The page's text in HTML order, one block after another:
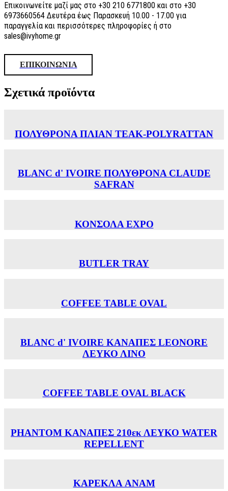
Επικοινωνείτε μαζί μας στο +30 210 6771800 και στο +30
6973660564 Δευτέρα έως Παρασκευή 10.00 - 17.00 για
παραγγελία και περισσότερες πληροφορίες ή στο
sales@ivyhome.gr
ΕΠΙΚΟΙΝΩΝΙΑ
Σχετικά προϊόντα
ΠΟΛΥΘΡΟΝΑ ΠΛΙΑΝ TEAK-POLYRATTAN
BLANC d' IVOIRE ΠΟΛΥΘΡΟΝΑ CLAUDE
SAFRAN
ΚΟΝΣΟΛΑ EXPO
BUTLER TRAY
COFFEE TABLE OVAL
BLANC d' IVOIRE ΚΑΝΑΠΕΣ LEONORE
ΛΕΥΚΟ ΛΙΝΟ
COFFEE TABLE OVAL BLACK
PHANTOM ΚΑΝΑΠΕΣ 210εκ ΛΕΥΚΟ WATER
REPELLENT
ΚΑΡΕΚΛΑ ANAM